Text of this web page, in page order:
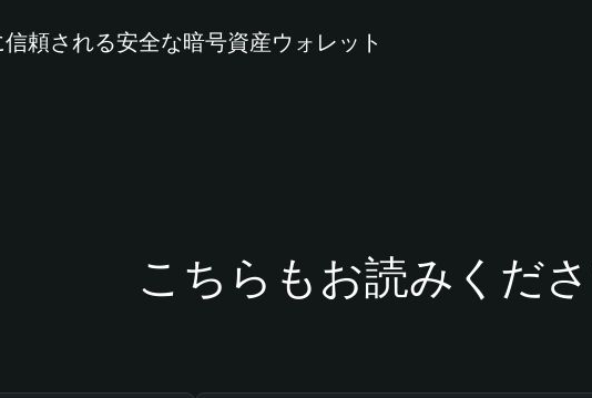
頼される安全な暗号資産ウォレット
こちらもお読みくださ